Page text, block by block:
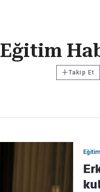
Haber Verin
Editör masamıza bilgi
göndermek için
Eğitim
+Takip Et
Eğitim